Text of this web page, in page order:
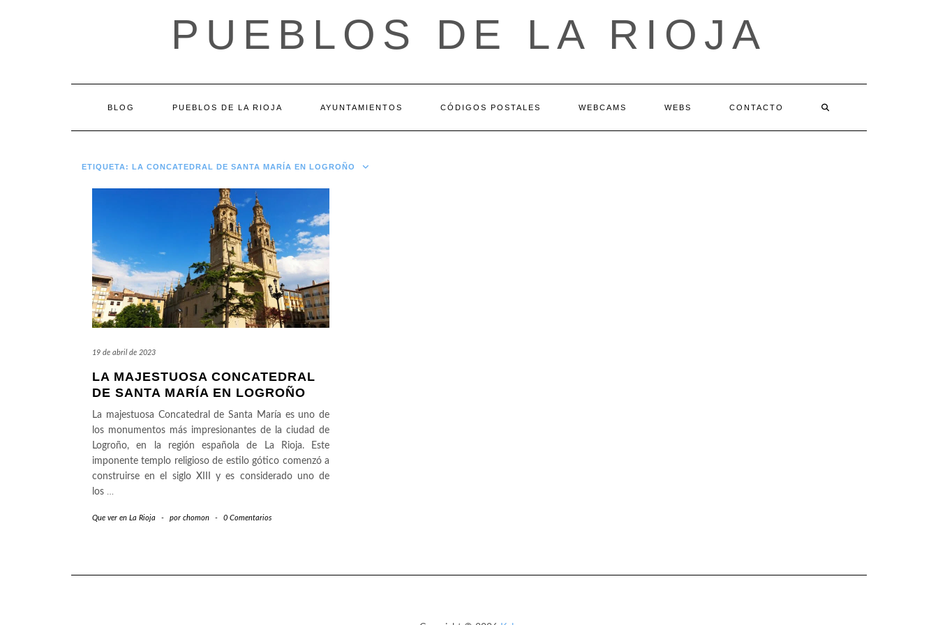
PUEBLOS DE LA RIOJA
BLOG PUEBLOS DE LA RIOJA AYUNTAMIENTOS CÓDIGOS POSTALES WEBCAMS WEBS CONTACTO
ETIQUETA: LA CONCATEDRAL DE SANTA MARÍA EN LOGROÑO
19 de abril de 2023
LA MAJESTUOSA CONCATEDRAL
DE SANTA MARÍA EN LOGROÑO
La majestuosa Concatedral de Santa María es uno de
los monumentos más impresionantes de la ciudad de
Logroño, en la región española de La Rioja. Este
imponente templo religioso de estilo gótico comenzó a
construirse en el siglo XIII y es considerado uno de
los …
Que ver en La Rioja - por chomon - 0 Comentarios